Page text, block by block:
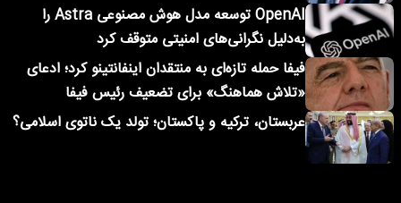
OpenAI توسعه مدل هوش مصنوعی Astra را
به‌دلیل نگرانی‌های امنیتی متوقف کرد
فیفا حمله تازه‌ای به منتقدان اینفانتینو کرد؛ ادعای
«تلاش هماهنگ» برای تضعیف رئیس فیفا
عربستان، ترکیه و پاکستان؛ تولد یک ناتوی اسلامی؟